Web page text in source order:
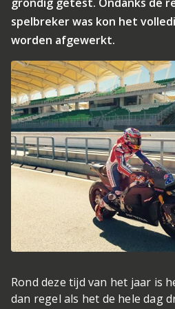
spelbreker was kon het
worden afgewerkt.
Rond deze tijd van het jaar is
dan regel als het de hele dag